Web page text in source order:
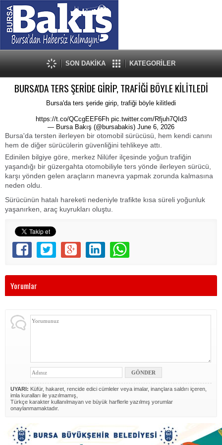
SON DAKİKA KATEGORİLER
BURSA'DA TERS ŞERİDE GİRİP, TRAFİĞİ BÖYLE KİLİTLEDİ
Bursa'da ters şeride girip, trafiği böyle kilitledi
https://t.co/QCcgEEF6Fh pic.twitter.com/Rfjuh7QId3
— Bursa Bakış (@bursabakis) June 6, 2026
Bursa'da tersten ilerleyen bir otomobil sürücüsü, hem kendi canını
hem de diğer sürücülerin güvenliğini tehlikeye attı.
Edinilen bilgiye göre, merkez Nilüfer ilçesinde yoğun trafiğin
yaşandığı bir güzergahta otomobiliyle ters yönde ilerleyen sürücü,
karşı yönden gelen araçların manevra yapmak zorunda kalmasına
neden oldu.
Sürücünün hatalı hareketi nedeniyle trafikte kısa süreli yoğunluk
yaşanırken, araç kuyrukları oluştu.
Yorumlar
UYARI: Küfür, hakaret, rencide edici cümleler veya imalar, inançlara saldırı içeren,
imla kuralları ile yazılmamış,
Türkçe karakter kullanılmayan ve büyük harflerle yazılmış yorumlar
onaylanmamaktadır.